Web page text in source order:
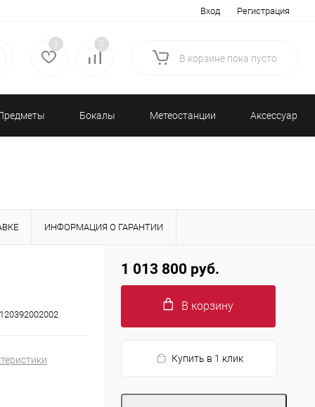
Вход Регистрация
0 0
В корзине пока пусто
Бокалы Метеостанции Аксессуары/
ИНФОРМАЦИЯ О ГАРАНТИИ
1 013 800 руб.
В корзину
Купить в 1 клик